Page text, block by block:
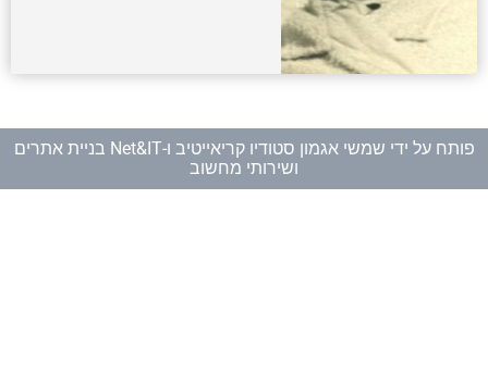
פותח על ידי שמשי אגמון סטודיו קריאייטיב ו-
Net&IT בניית אתרים
ושירותי מחשוב